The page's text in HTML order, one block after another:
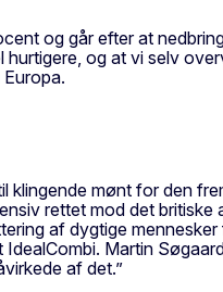
og går efter at
og at vi selv
mønt for den
rettet mod det
af dygtige
Martin
af det.”